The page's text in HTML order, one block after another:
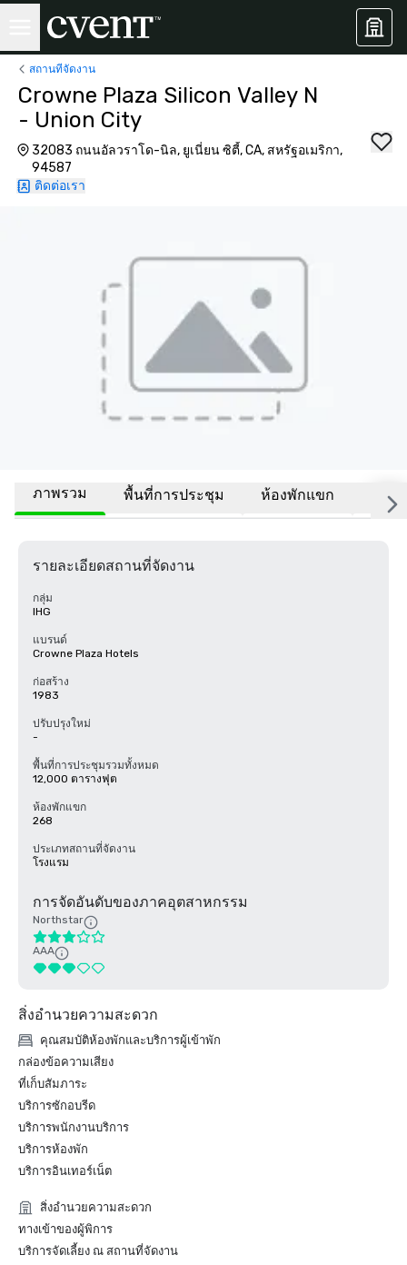
สถานที่จัดงาน
Crowne Plaza Silicon Valley N
- Union City
32083 ถนนอัลวราโด-นิล, ยูเนี่ยน ซิตี้, CA, สหรัฐอเมริกา,
94587
ติดต่อเรา
ภาพรวม พื้นที่การประชุม ห้องพักแขก สถา
รายละเอียดสถานที่จัดงาน
กลุ่ม
IHG
แบรนด์
Crowne Plaza Hotels
ก่อสร้าง
1983
ปรับปรุงใหม่
-
พื้นที่การประชุมรวมทั้งหมด
12,000 ตารางฟุต
ห้องพักแขก
268
ประเภทสถานที่จัดงาน
โรงแรม
การจัดอันดับของภาคอุตสาหกรรม
Northstar
AAA
สิ่งอำนวยความสะดวก
คุณสมบัติห้องพักและบริการผู้เข้าพัก
กล่องข้อความเสียง
ที่เก็บสัมภาระ
บริการซักอบรีด
บริการพนักงานบริการ
บริการห้องพัก
บริการอินเทอร์เน็ต
สิ่งอำนวยความสะดวก
ทางเข้าของผู้พิการ
บริการจัดเลี้ยง ณ สถานที่จัดงาน